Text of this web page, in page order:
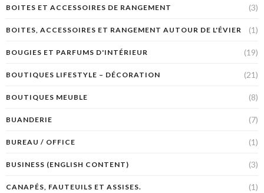
BOITES ET ACCESSOIRES DE RANGEMENT (3)
BOITES, ACCESSOIRES ET RANGEMENT AUTOUR DE L'ÉVIER (1)
BOUGIES ET PARFUMS D'INTÉRIEUR (19)
BOUTIQUES LIFESTYLE – DÉCORATION (21)
BOUTIQUES MEUBLE (8)
BUANDERIE (7)
BUREAU / OFFICE (1)
BUSINESS (ENGLISH CONTENT) (3)
CANAPÉS, FAUTEUILS ET ASSISES. (1)